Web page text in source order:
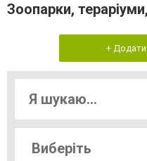
Зоопарки,
+ Додати